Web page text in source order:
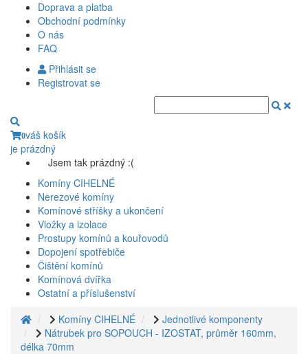
Doprava a platba
Obchodní podmínky
O nás
FAQ
Přihlásit se
Registrovat se
0váš košík
je prázdný
Jsem tak prázdný :(
Komíny CIHELNÉ
Nerezové komíny
Komínové stříšky a ukončení
Vložky a izolace
Prostupy komínů a kouřovodů
Dopojení spotřebiče
Čištění komínů
Komínová dvířka
Ostatní a příslušenství
Komíny CIHELNÉ
Jednotlivé komponenty
Nátrubek pro SOPOUCH - IZOSTAT, průměr 160mm,
délka 70mm